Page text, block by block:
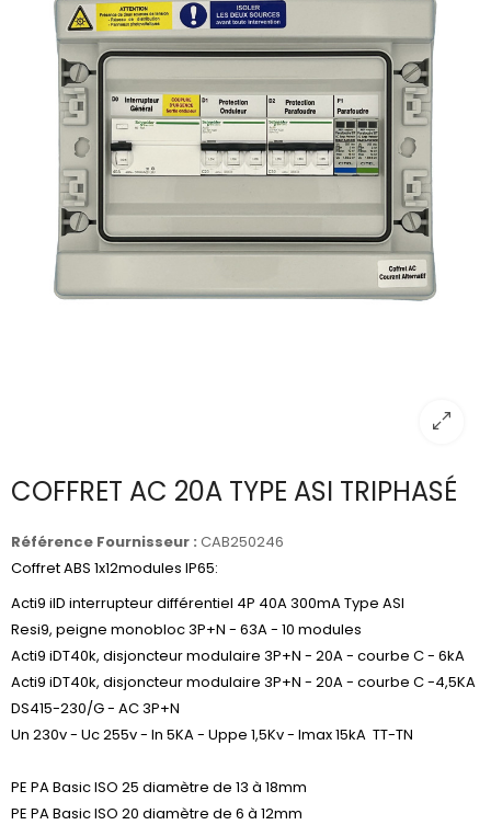
COFFRET AC 20A TYPE ASI TRIPHASÉ
Référence Fournisseur : CAB250246
Coffret ABS 1x12modules IP65:
Acti9 iID interrupteur différentiel 4P 40A 300mA Type ASI
Resi9, peigne monobloc 3P+N - 63A - 10 modules
Acti9 iDT40k, disjoncteur modulaire 3P+N - 20A - courbe C - 6kA
Acti9 iDT40k, disjoncteur modulaire 3P+N - 20A - courbe C -4,5KA
DS415-230/G - AC 3P+N
Un 230v - Uc 255v - In 5KA - Uppe 1,5Kv - Imax 15kA TT-TN
PE PA Basic ISO 25 diamètre de 13 à 18mm
PE PA Basic ISO 20 diamètre de 6 à 12mm